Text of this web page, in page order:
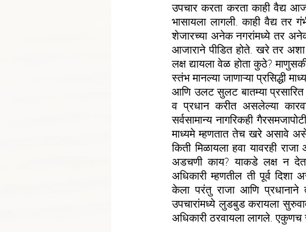
उपचार करता करता काही वैद्य
भासायला लागली. काही वैद्य तर
शेजारच्या अनेक नगरांमध्ये तर अनेक
आजाराने पीडित होते. खरे तर अशा
लक्ष द्यायला वेळ होता कुठे?
स्तंभ मानल्या जाणाऱ्या प्रसिद्धी
आणि उलट सुलट बातम्या प्रसारित
व प्रधान करीत असलेल्या
सर्वसामान्य नागरिकही
माध्यमे म्हणतात तेच खरे असावे असे
किती मिळायला हवा यावरही
अडचणी काय? याकडे लक्ष न देता
अधिकारी म्हणतील ती पूर्व दिशा
केला परंतु राजा आणि प्रधानाने
उपचारांमध्ये लुडबुड करायला
अधिकारी ठरवायला लागले. एकुणच